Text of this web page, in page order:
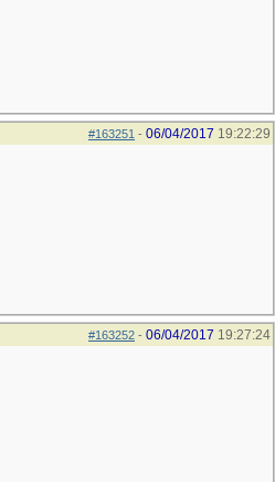
#163251 - 06/04/2017 19:22:29
#163252 - 06/04/2017 19:27:24